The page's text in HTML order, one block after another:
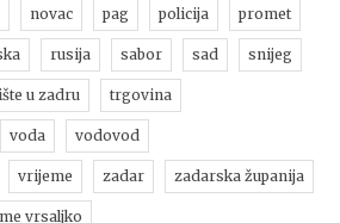
novac pag policija promet
rusija sabor sad snijeg
u zadru trgovina
voda vodovod
vrijeme zadar zadarska županija
vrsaljko